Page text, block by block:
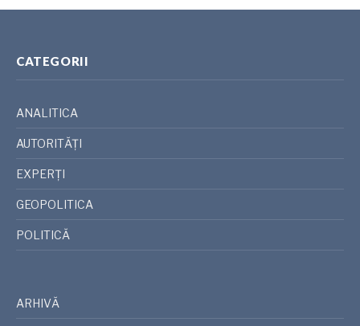
CATEGORII
ANALITICA
AUTORITĂȚI
EXPERȚI
GEOPOLITICA
POLITICĂ
ARHIVĂ